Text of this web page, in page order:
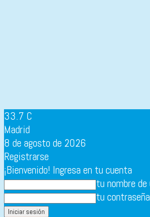
33.7 C
Madrid
8 de agosto de 2026
Registrarse
¡Bienvenido! Ingresa en tu cuenta
tu nombre de
tu contraseña